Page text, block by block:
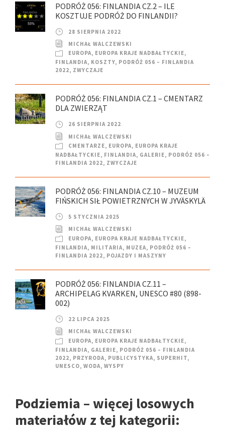
PODRÓŻ 056: FINLANDIA CZ.2 – ILE
KOSZTUJE PODRÓŻ DO FINLANDII?
28 SIERPNIA 2022
MICHAŁ WALCZEWSKI
EUROPA, EUROPA KRAJE NADBAŁTYCKIE,
FINLANDIA, KOSZTY, PODRÓŻ 056 – FINLANDIA
2022, ZWYCZAJE
PODRÓŻ 056: FINLANDIA CZ.1 – CMENTARZ
DLA ZWIERZĄT
26 SIERPNIA 2022
MICHAŁ WALCZEWSKI
CMENTARZE, EUROPA, EUROPA KRAJE
NADBAŁTYCKIE, FINLANDIA, GALERIE, PODRÓŻ 056 –
FINLANDIA 2022, ZWYCZAJE
PODRÓŻ 056: FINLANDIA CZ.10 – MUZEUM
FIŃSKICH SIŁ POWIETRZNYCH W JYVÄSKYLÄ
5 STYCZNIA 2025
MICHAŁ WALCZEWSKI
EUROPA, EUROPA KRAJE NADBAŁTYCKIE,
FINLANDIA, MILITARIA, MUZEA, PODRÓŻ 056 –
FINLANDIA 2022, POJAZDY I MASZYNY
PODRÓŻ 056: FINLANDIA CZ.11 –
ARCHIPELAG KVARKEN, UNESCO #80 (898-
002)
22 LIPCA 2025
MICHAŁ WALCZEWSKI
EUROPA, EUROPA KRAJE NADBAŁTYCKIE,
FINLANDIA, GALERIE, PODRÓŻ 056 – FINLANDIA
2022, PRZYRODA, PUBLICYSTYKA, SUPERHIT,
UNESCO, WODA, WYSPY
Podziemia – więcej losowych
materiałów z tej kategorii: